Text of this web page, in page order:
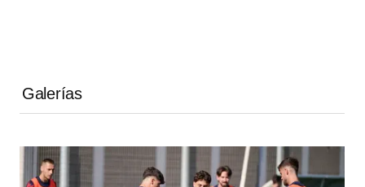
Galerías